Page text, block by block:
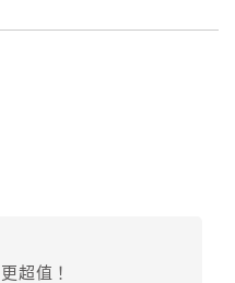
）
訂飯店）
超值！